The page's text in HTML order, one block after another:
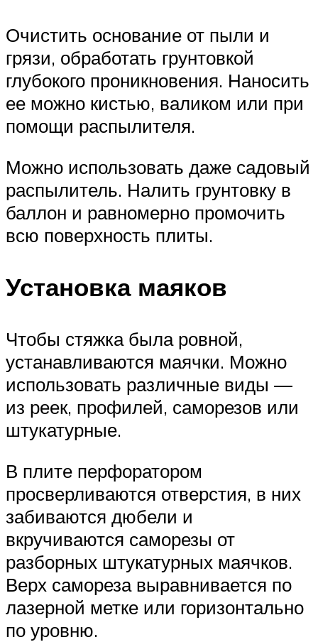
Очистить основание от пыли и
грязи, обработать грунтовкой
глубокого проникновения. Наносить
ее можно кистью, валиком или при
помощи распылителя.
Можно использовать даже садовый
распылитель. Налить грунтовку в
баллон и равномерно промочить
всю поверхность плиты.
Установка маяков
Чтобы стяжка была ровной,
устанавливаются маячки. Можно
использовать различные виды —
из реек, профилей, саморезов или
штукатурные.
В плите перфоратором
просверливаются отверстия, в них
забиваются дюбели и
вкручиваются саморезы от
разборных штукатурных маячков.
Верх самореза выравнивается по
лазерной метке или горизонтально
по уровню.